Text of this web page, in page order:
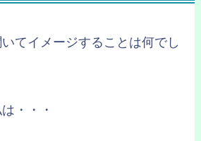
てイメージすることは何でし
・・・